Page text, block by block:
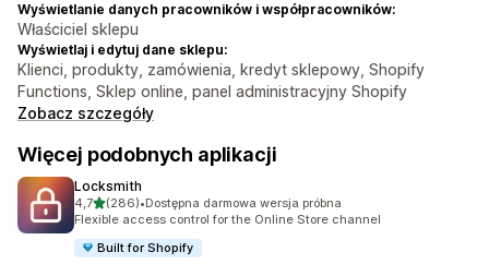
Wyświetlanie danych pracowników i współpracowników:
Właściciel sklepu
Wyświetlaj i edytuj dane sklepu:
Klienci, produkty, zamówienia, kredyt sklepowy, Shopify
Functions, Sklep online, panel administracyjny Shopify
Zobacz szczegóły
Więcej podobnych aplikacji
Locksmith
4,7na 5 gwiazdek
(286)
Łączna liczba recenzji: 286
•Dostępna darmowa wersja próbna
Flexible access control for the Online Store channel
Built for Shopify